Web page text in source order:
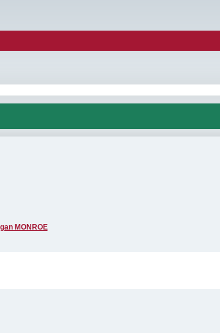
MONROE